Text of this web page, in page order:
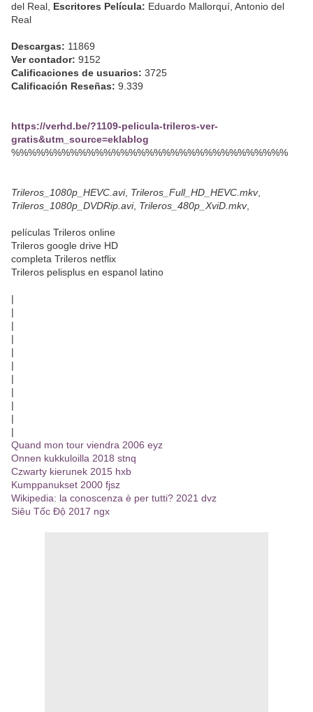
del Real, Escritores Película: Eduardo Mallorquí, Antonio del
Real
Descargas: 11869
Ver contador: 9152
Calificaciones de usuarios: 3725
Calificación Reseñas: 9.339
https://verhd.be/?1109-pelicula-trileros-ver-
gratis&utm_source=eklablog
%%%%%%%%%%%%%%%%%%%%%%%%%%%%%%%%%
Trileros_1080p_HEVC.avi, Trileros_Full_HD_HEVC.mkv,
Trileros_1080p_DVDRip.avi, Trileros_480p_XviD.mkv,
películas Trileros online
Trileros google drive HD
completa Trileros netflix
Trileros pelisplus en espanol latino
|
|
|
|
|
|
|
|
|
|
|
Quand mon tour viendra 2006 eyz
Onnen kukkuloilla 2018 stnq
Czwarty kierunek 2015 hxb
Kumppanukset 2000 fjsz
Wikipedia: la conoscenza è per tutti? 2021 dvz
Siêu Tốc Độ 2017 ngx